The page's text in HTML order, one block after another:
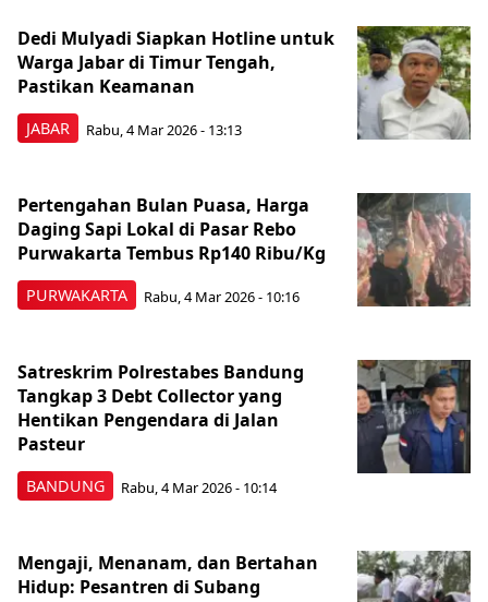
JABAR
Dedi Mulyadi Siapkan Hotline untuk
Warga Jabar di Timur Tengah,
Pastikan Keamanan
Rabu, 4 Mar 2026 - 13:13
PURWAKARTA
Pertengahan Bulan Puasa, Harga
Daging Sapi Lokal di Pasar Rebo
Purwakarta Tembus Rp140 Ribu/Kg
Rabu, 4 Mar 2026 - 10:16
BANDUNG
Satreskrim Polrestabes Bandung
Tangkap 3 Debt Collector yang
Hentikan Pengendara di Jalan
Pasteur
Rabu, 4 Mar 2026 - 10:14
Mengaji, Menanam, dan Bertahan
Hidup: Pesantren di Subang